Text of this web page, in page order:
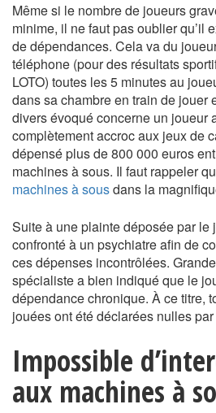
Même si le nombre de joueurs
minime, il ne faut pas oublier qu’il
de dépendances. Cela va du
téléphone (pour des résultats
LOTO) toutes les 5 minutes au
dans sa chambre en train de jouer
divers évoqué concerne un joueur
complètement accroc aux jeux de
dépensé plus de 800 000 euros
machines à sous. Il faut rappeler
machines à sousdans la
Suite à une plainte déposée par le
confronté à un psychiatre afin de
ces dépenses incontrôlées.
spécialiste a bien indiqué que le
dépendance chronique. À ce titre,
jouées ont été déclarées nulles
Impossible
aux machines à